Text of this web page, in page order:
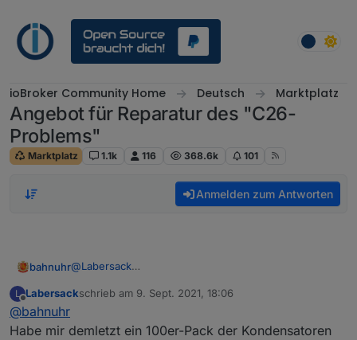
ioBroker Community Home Deutsch Marktplatz
Angebot für Reparatur des "C26-
Problems"
Marktplatz 1.1k 116 368.6k 101
Anmelden zum Antworten
bahnuhr@Labersack
Werde ihn zu gegebener Zeit gerne nutzen.
Und ja, bei mir war es immer nur das c26 Problem.
L
Offline
Labersackschrieb am 9. Sept. 2021, 18:06
zuletzt editiert von
@bahnuhr
Habe mir demletzt ein 100er-Pack der Kondensatoren